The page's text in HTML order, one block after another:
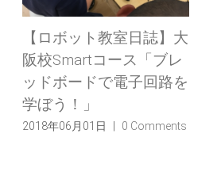
【ロボット教室日誌】大
阪校Smartコース「ブレ
ッドボードで電子回路を
学ぼう！」
2018年06月01日 | 0 Comments